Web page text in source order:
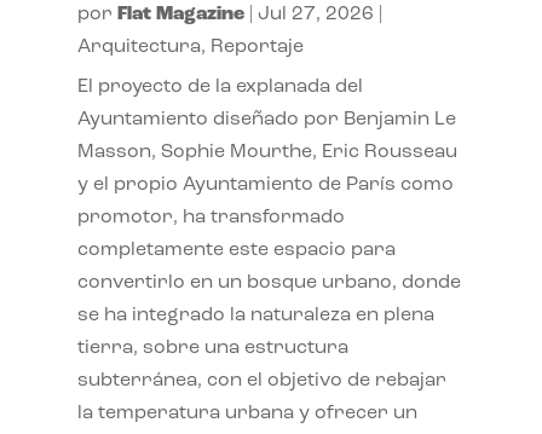
por Flat Magazine| Jul 27, 2026
Arquitectura, Reportaje
El proyecto de la explanada del
Ayuntamiento diseñado por Benjamin Le
Masson, Sophie Mourthe, Eric Rousseau
y el propio Ayuntamiento de París como
promotor, ha transformado
completamente este espacio para
convertirlo en un bosque urbano, donde
se ha integrado la naturaleza en plena
tierra, sobre una estructura
subterránea, con el objetivo de rebajar
la temperatura urbana y ofrecer un